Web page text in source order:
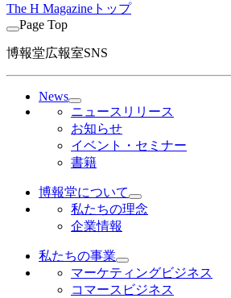
The H Magazineトップ
Page Top
博報堂広報室SNS
News
ニュースリリース
お知らせ
イベント・セミナー
書籍
博報堂について
私たちの理念
企業情報
私たちの事業
マーケティングビジネス
コマースビジネス